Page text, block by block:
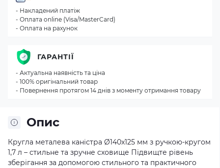
Опис
Кругла металева каністра Ø140x125 мм з ручкою-кругом
1,7 л – стильне та зручне сховище Підвищте рівень
зберігання за допомогою стильного та практичного
- Накладений платіж
- Оплата online (Visa/MasterCard)
- Оплата на рахунок
ГАРАНТІЇ
- Актуальна наявність та ціна
- 100% оригінальний товар
- Повернення протягом 14 днів з моменту отримання товару